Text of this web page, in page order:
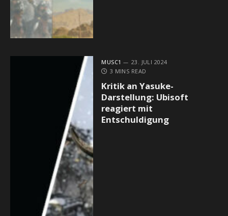
MUSC1
23. JULI 2024
3 MINS READ
Kritik an Yasuke-
Darstellung: Ubisoft
reagiert mit
Entschuldigung